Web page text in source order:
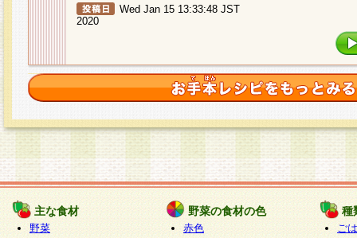
Wed Jan 15 13:33:48 JST
2020
主な食材
野菜
野菜の食材の色
赤色
種
ご